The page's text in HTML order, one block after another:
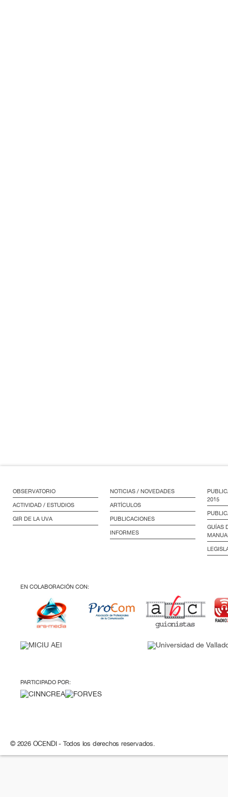
OBSERVATORIO
ACTIVIDAD / ESTUDIOS
GIR DE LA UVA
NOTICIAS / NOVEDADES
ARTÍCULOS
PUBLICACIONES
INFORMES
2015
GUÍAS
EN COLABORACIÓN CON:
PARTICIPADO POR:
© 2026 OCENDI - Todos los derechos reservados.